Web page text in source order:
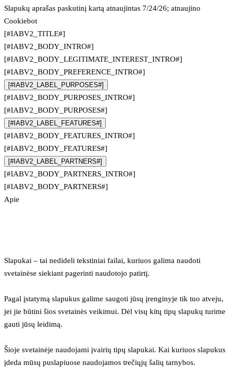
Slapukų aprašas paskutinį kartą atnaujintas 7/24/26; atnaujino
Cookiebot
[#IABV2_TITLE#]
[#IABV2_BODY_INTRO#]
[#IABV2_BODY_LEGITIMATE_INTEREST_INTRO#]
[#IABV2_BODY_PREFERENCE_INTRO#]
[#IABV2_LABEL_PURPOSES#]
[#IABV2_BODY_PURPOSES_INTRO#]
[#IABV2_BODY_PURPOSES#]
[#IABV2_LABEL_FEATURES#]
[#IABV2_BODY_FEATURES_INTRO#]
[#IABV2_BODY_FEATURES#]
[#IABV2_LABEL_PARTNERS#]
[#IABV2_BODY_PARTNERS_INTRO#]
[#IABV2_BODY_PARTNERS#]
Apie
Slapukai – tai nedideli tekstiniai failai, kuriuos galima naudoti
svetainėse siekiant pagerinti naudotojo patirtį.
Pagal įstatymą slapukus galime saugoti jūsų įrenginyje tik tuo atveju,
jei jie būtini šios svetainės veikimui. Dėl visų kitų tipų slapukų turime
gauti jūsų leidimą.
Šioje svetainėje naudojami įvairių tipų slapukai. Kai kuriuos slapukus
įdeda mūsų puslapiuose naudojamos trečiųjų šalių tarnybos.